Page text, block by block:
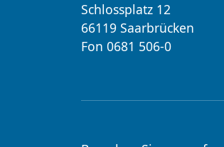
Schlossplatz 12
66119 Saarbrücken
Fon 0681 506-0